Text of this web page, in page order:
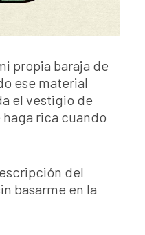
propia baraja de
ese material
el vestigio de
rica cuando
del
basarme en la